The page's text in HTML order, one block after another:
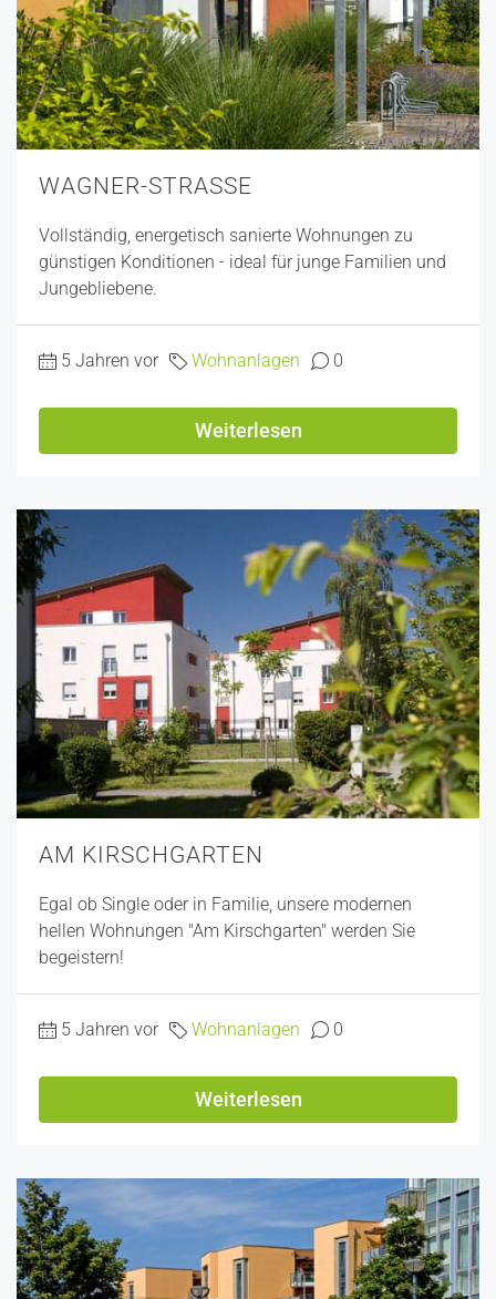
WAGNER-STRASSE
Vollständig, energetisch sanierte Wohnungen zu
günstigen Konditionen - ideal für junge Familien und
Jungebliebene.
5 Jahren vor Wohnanlagen 0
Weiterlesen
AM KIRSCHGARTEN
Egal ob Single oder in Familie, unsere modernen
hellen Wohnungen "Am Kirschgarten" werden Sie
begeistern!
5 Jahren vor Wohnanlagen 0
Weiterlesen